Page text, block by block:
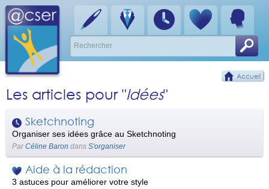
Accueil
Les articles pour "Idées"
Sketchnoting
Organiser ses idées grâce au Sketchnoting
ParCéline Baron dans S'organiser
Aide à la rédaction
3 astuces pour améliorer votre style